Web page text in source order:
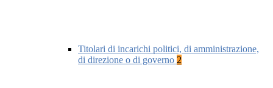
Titolari di incarichi politici, di amministrazione,
di direzione o di governo 2